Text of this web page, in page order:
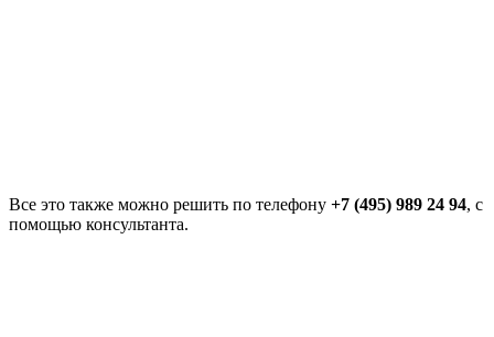
Все это также можно решить по телефону +7 (495) 989 24 94, с
помощью консультанта.